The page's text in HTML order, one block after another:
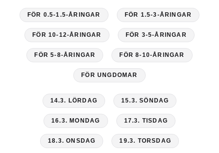
n
y
FÖR 0.5-1.5-ÅRINGAR FÖR 1.5-3-ÅRINGAR
FÖR 10-12-ÅRINGAR FÖR 3-5-ÅRINGAR
FÖR 5-8-ÅRINGAR FÖR 8-10-ÅRINGAR
FÖR UNGDOMAR
14.3. LÖRDAG 15.3. SÖNDAG
16.3. MONDAG 17.3. TISDAG
18.3. ONSDAG 19.3. TORSDAG